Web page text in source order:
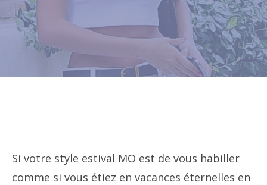
Si votre style estival MO est de vous habiller
comme si vous étiez en vacances éternelles en